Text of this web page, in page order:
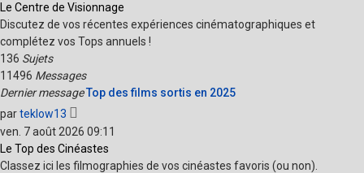
message
Le Centre de Visionnage
Discutez de vos récentes expériences cinématographiques et
complétez vos Tops annuels !
136 Sujets
11496 Messages
Dernier messageTop des films sortis en 2025
parteklow13
le
dernier
message
ven. 7 août 2026 09:11
Le Top des Cinéastes
Classez ici les filmographies de vos cinéastes favoris (ou non).